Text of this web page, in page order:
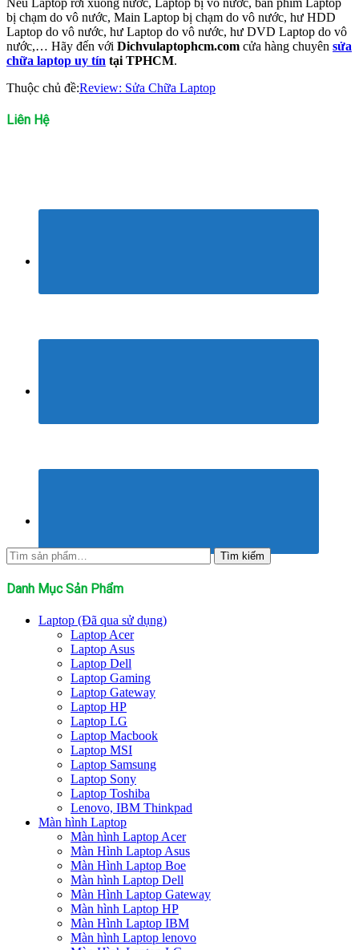
Nếu Laptop rơi xuống nước, Laptop bị vô nước, bàn phím Laptop
bị chạm do vô nước, Main Laptop bị chạm do vô nước, hư HDD
Laptop do vô nước, hư Laptop do vô nước, hư DVD Laptop do vô
nước,… Hãy đến với Dichvulaptophcm.com cửa hàng chuyên sửa
chữa laptop uy tín tại TPHCM.
Thuộc chủ đề:Review: Sửa Chữa Laptop
Liên Hệ
Tìm
kiếm:
Tìm kiếm
Danh Mục Sản Phẩm
Laptop (Đã qua sử dụng)
Laptop Acer
Laptop Asus
Laptop Dell
Laptop Gaming
Laptop Gateway
Laptop HP
Laptop LG
Laptop Macbook
Laptop MSI
Laptop Samsung
Laptop Sony
Laptop Toshiba
Lenovo, IBM Thinkpad
Màn hình Laptop
Màn hình Laptop Acer
Màn Hình Laptop Asus
Màn Hình Laptop Boe
Màn hình Laptop Dell
Màn Hình Laptop Gateway
Màn hình Laptop HP
Màn Hình Laptop IBM
Màn hình Laptop lenovo